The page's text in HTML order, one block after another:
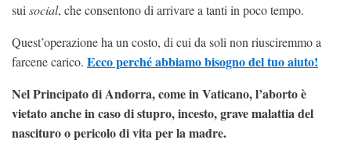
sui social, che consentono di arrivare a tanti in poco tempo.
Quest’operazione ha un costo, di cui da soli non riusciremmo a
farcene carico. Ecco perché abbiamo bisogno del tuo aiuto!
Nel Principato di Andorra, come in Vaticano, l’aborto è
vietato anche in caso di stupro, incesto, grave malattia del
nascituro o pericolo di vita per la madre.